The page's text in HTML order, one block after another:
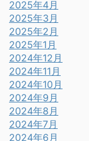
2025年4月
2025年3月
2025年2月
2025年1月
2024年12月
2024年11月
2024年10月
2024年9月
2024年8月
2024年7月
2024年6月